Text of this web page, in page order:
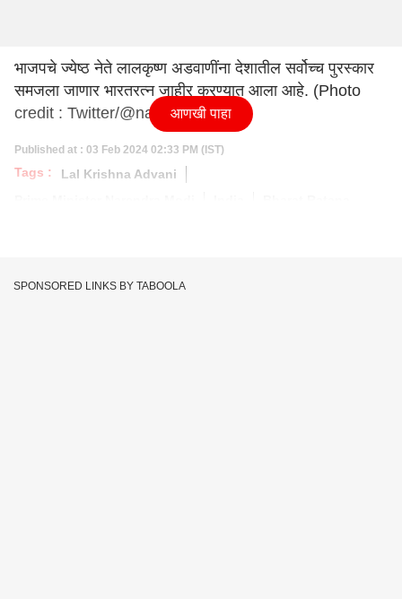
भाजपचे ज्येष्ठ नेते लालकृष्ण अडवाणींना देशातील सर्वोच्च पुरस्कार
समजला जाणार भारतरत्न जाहीर करण्यात आला आहे. (Photo
credit : Twitter/@narendramodi)
Published at : 03 Feb 2024 02:33 PM (IST)
Tags :
Lal Krishna Advani
आणखी पाहा
SPONSORED LINKS BY TABOOLA